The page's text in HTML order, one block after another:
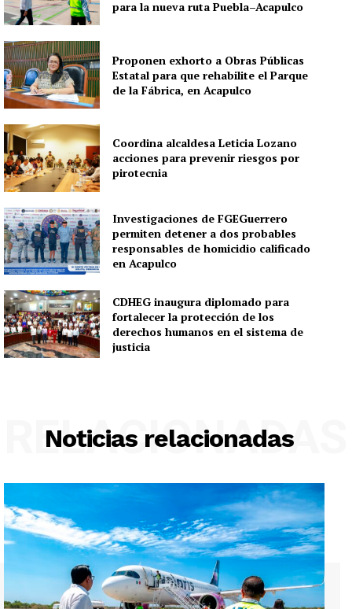
para la nueva ruta Puebla–Acapulco
Proponen exhorto a Obras Públicas
Estatal para que rehabilite el Parque
de la Fábrica, en Acapulco
Coordina alcaldesa Leticia Lozano
acciones para prevenir riesgos por
pirotecnia
Investigaciones de FGEGuerrero
permiten detener a dos probables
responsables de homicidio calificado
en Acapulco
CDHEG inaugura diplomado para
fortalecer la protección de los
derechos humanos en el sistema de
justicia
Noticias relacionadas
RELACIONADAS